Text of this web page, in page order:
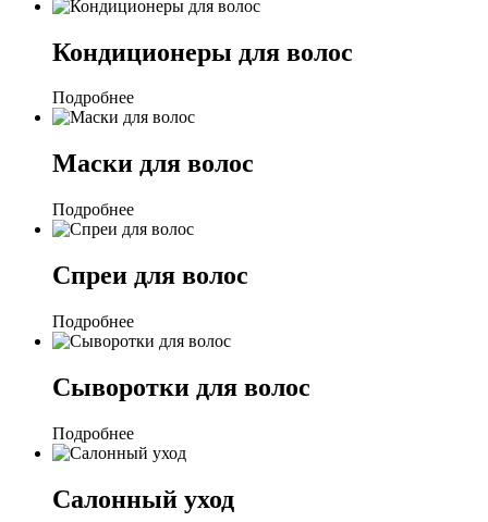
Кондиционеры для волос
Подробнее
Маски для волос
Подробнее
Спреи для волос
Подробнее
Сыворотки для волос
Подробнее
Салонный уход